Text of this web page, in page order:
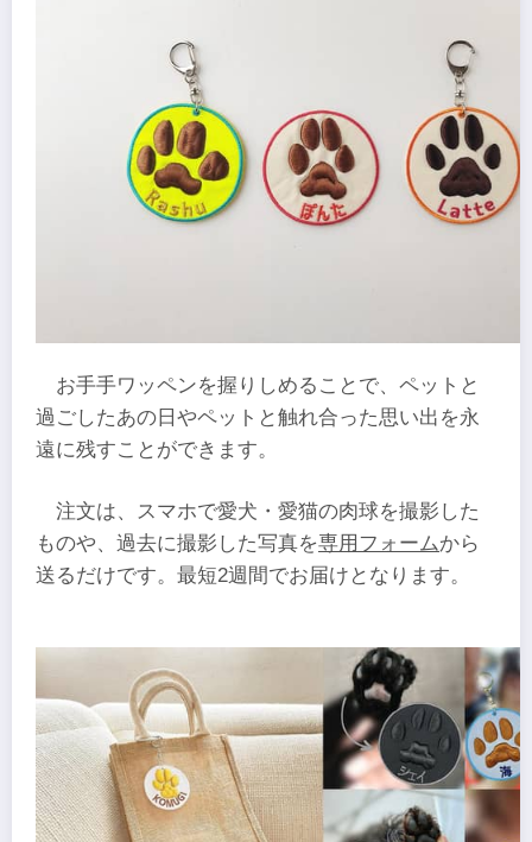
お手手ワッペンを握りしめることで、ペットと
過ごしたあの日やペットと触れ合った思い出を永
遠に残すことができます。
注文は、スマホで愛犬・愛猫の肉球を撮影した
ものや、過去に撮影した写真を専用フォームから
送るだけです。最短2週間でお届けとなります。